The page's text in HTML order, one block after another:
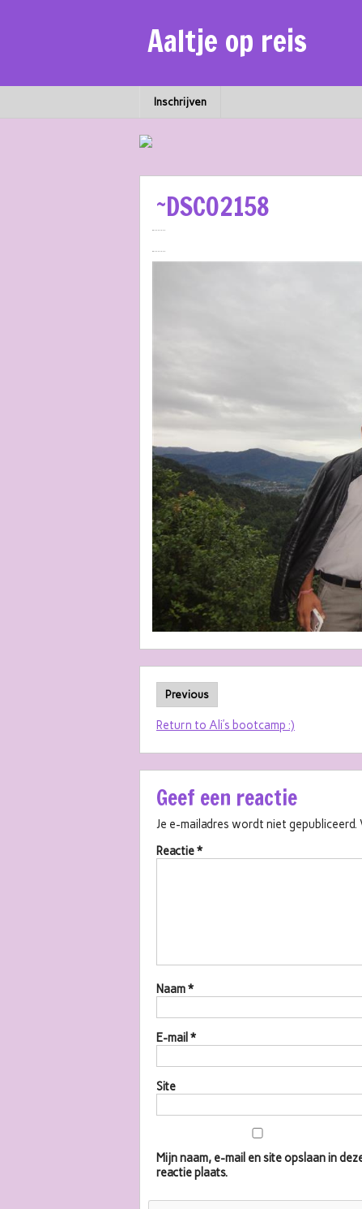
Aaltje op reis
Inschrijven
~DSC02158
Previous
Return to Ali’s bootcamp :)
Geef een reactie
Je e-mailadres wordt niet gepubliceerd.
Reactie*
Naam*
E-mail *
Site
Mijn naam, e-mail en site opslaan in
reactie plaats.